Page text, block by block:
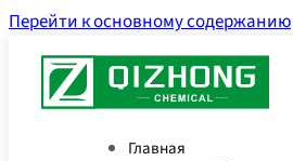
Перейти к основному содержанию
Главная